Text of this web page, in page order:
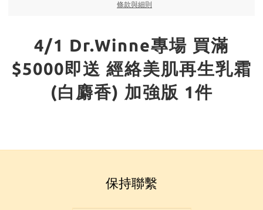
條款與細則
4/1 Dr.Winne專場 買滿
$5000即送 經絡美肌再生乳霜
(白麝香) 加強版 1件
保持聯繫